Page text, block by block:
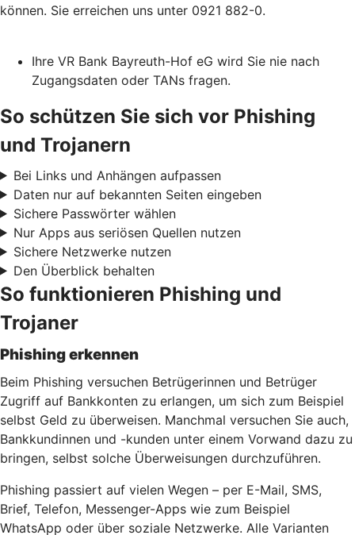
können. Sie erreichen uns unter 0921 882-0.
Ihre VR Bank Bayreuth-Hof eG wird Sie nie nach
Zugangsdaten oder TANs fragen.
So schützen Sie sich vor Phishing
und Trojanern
Bei Links und Anhängen aufpassen
Daten nur auf bekannten Seiten eingeben
Sichere Passwörter wählen
Nur Apps aus seriösen Quellen nutzen
Sichere Netzwerke nutzen
Den Überblick behalten
So funktionieren Phishing und
Trojaner
Phishing erkennen
Beim Phishing versuchen Betrügerinnen und Betrüger
Zugriff auf Bankkonten zu erlangen, um sich zum Beispiel
selbst Geld zu überweisen. Manchmal versuchen Sie auch,
Bankkundinnen und -kunden unter einem Vorwand dazu zu
bringen, selbst solche Überweisungen durchzuführen.
Phishing passiert auf vielen Wegen – per E-Mail, SMS,
Brief, Telefon, Messenger-Apps wie zum Beispiel
WhatsApp oder über soziale Netzwerke. Alle Varianten